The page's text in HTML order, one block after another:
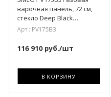
варочная панель, 72 см,
стекло Deep Black
(чёрное), скошенный край
Арт.: PV175B3
116 910 руб./шт
В КОРЗИНУ